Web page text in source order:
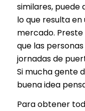
similares, puede
lo que resulta
mercado.
que las
jornadas de
Si mucha gente
buena idea
Para obtener